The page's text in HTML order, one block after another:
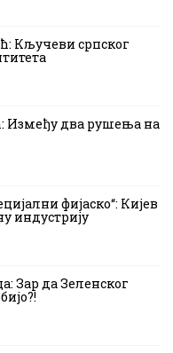
Кључеви српског
Између два рушења на
фијаско“: Кијев
индустрију
Зар да Зеленског